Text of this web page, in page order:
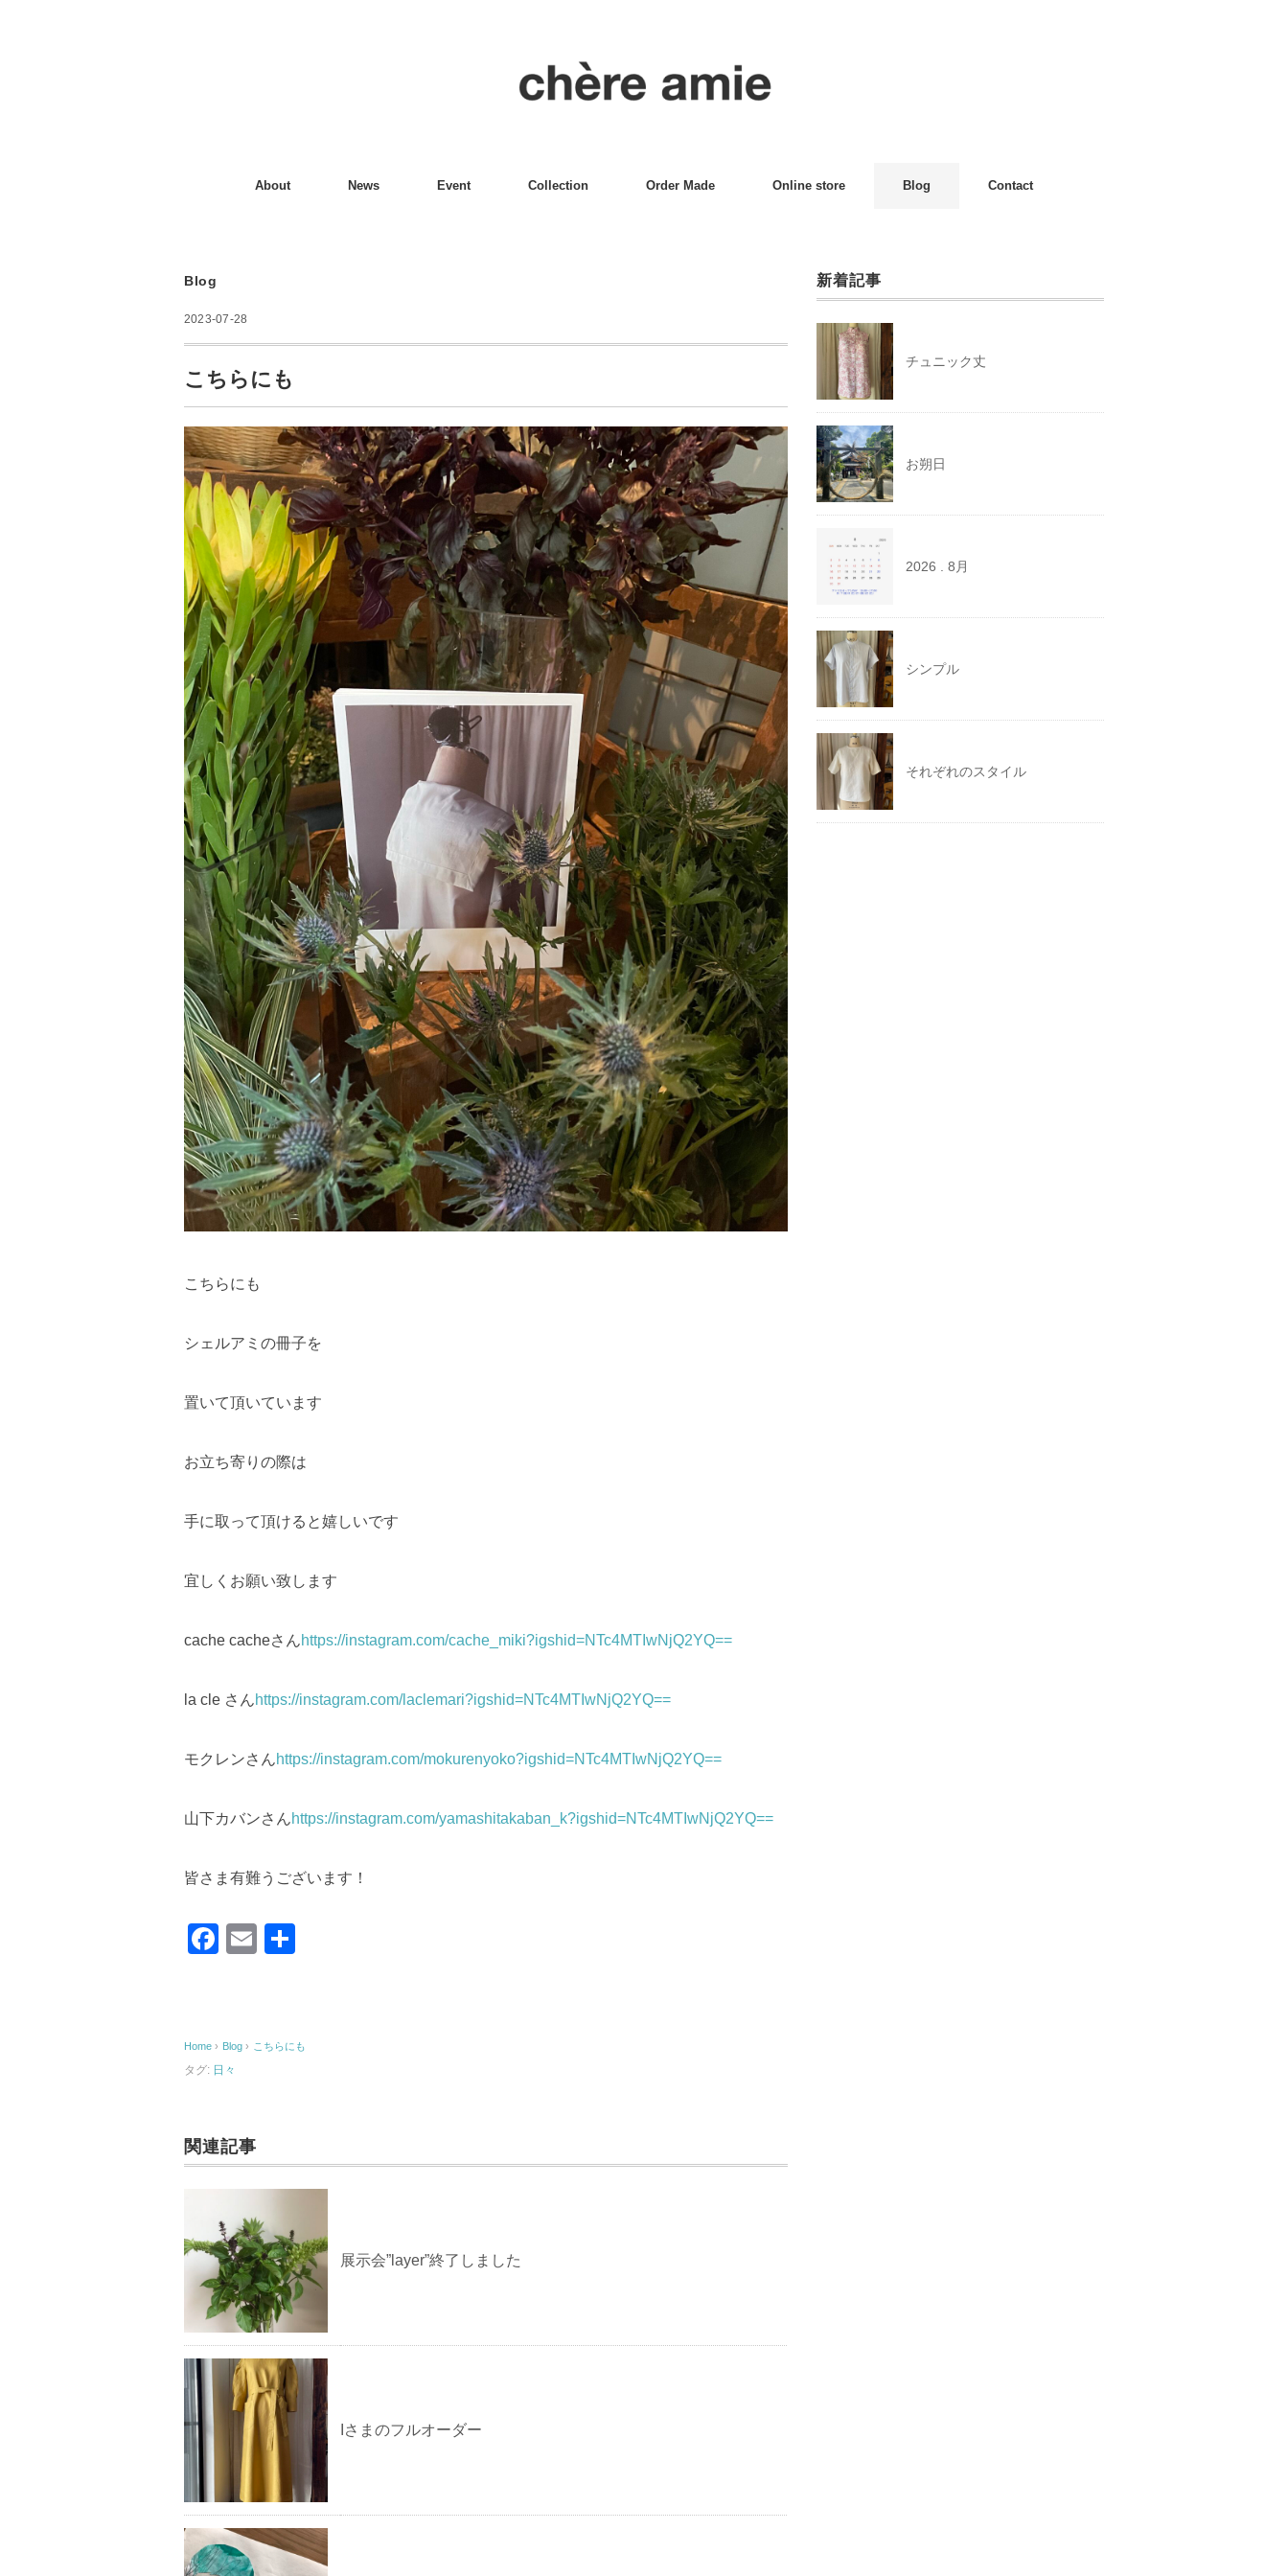
About News Event Collection Order Made Online store Blog Contact
Blog
2023-07-28
こちらにも
こちらにも
シェルアミの冊子を
置いて頂いています
お立ち寄りの際は
手に取って頂けると嬉しいです
宜しくお願い致します
cache cacheさんhttps://instagram.com/cache_miki?igshid=NTc4MTIwNjQ2YQ==
la cle さんhttps://instagram.com/laclemari?igshid=NTc4MTIwNjQ2YQ==
モクレンさんhttps://instagram.com/mokurenyoko?igshid=NTc4MTIwNjQ2YQ==
山下カバンさんhttps://instagram.com/yamashitakaban_k?igshid=NTc4MTIwNjQ2YQ==
皆さま有難うございます！
F
b
k
E
Home › Blog › こちらにも
タグ: 日々
関連記事
展示会”layer”終了しました
Iさまのフルオーダー
新着記事
チュニック丈
お朔日
2026 . 8月
シンプル
それぞれのスタイル